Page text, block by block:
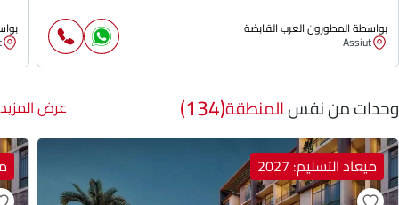
بواسطة المطورون العرب القابضة
Assiut
وحدات من نفسالمنطقة(134) عرض المزيد
ميعاد التسليم: 2027